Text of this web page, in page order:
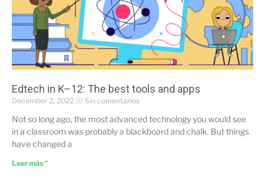
Edtech in K–12: The best tools and apps
December 2, 2022 Sin comentarios
Not so long ago, the most advanced technology you would see
in a classroom was probably a blackboard and chalk. But things
have changed a
Leer más "